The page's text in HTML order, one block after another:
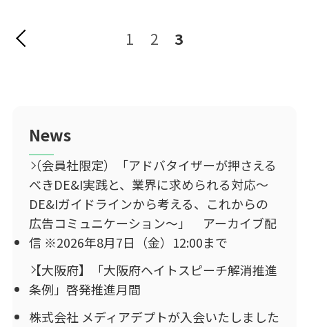
クを行ったクリエイター個人を表彰するもの
で、１９８９年設立以来、今...
1 2 3
News
（会員社限定）「アドバタイザーが押さえる
べきDE&I実践と、業界に求められる対応～
DE&Iガイドラインから考える、これからの
広告コミュニケーション～」 アーカイブ配
信 ※2026年8月7日（金）12:00まで
【大阪府】「大阪府ヘイトスピーチ解消推進
条例」啓発推進月間
株式会社 メディアデプトが入会いたしました